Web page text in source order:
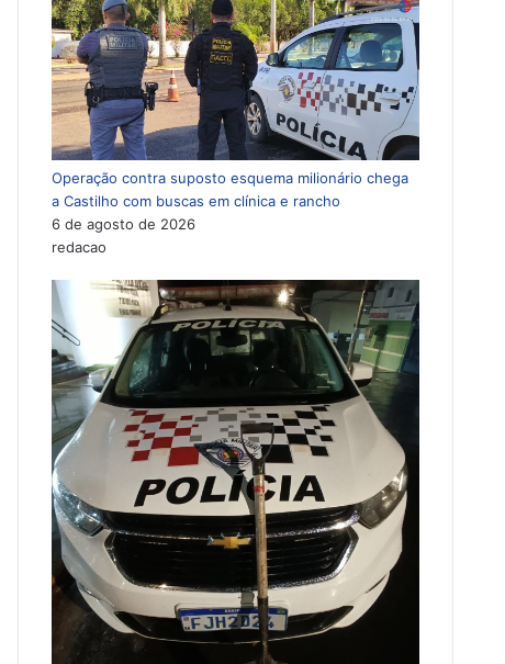
Operação contra suposto esquema milionário chega
a Castilho com buscas em clínica e rancho
6 de agosto de 2026
redacao